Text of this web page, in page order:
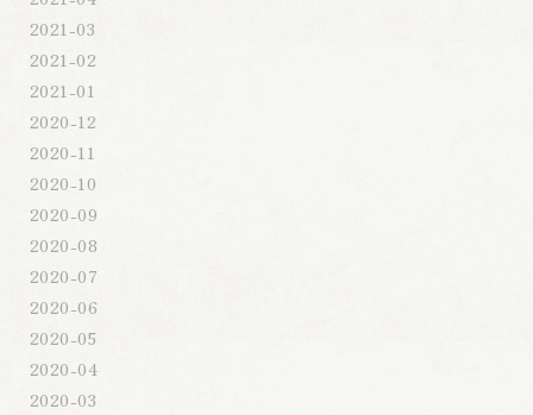
2021-03
2021-02
2021-01
2020-12
2020-11
2020-10
2020-09
2020-08
2020-07
2020-06
2020-05
2020-04
2020-03